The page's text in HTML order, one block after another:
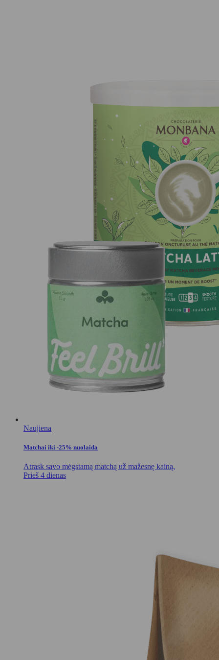
Naujiena
Matchai iki -25% nuolaida
Atrask savo mėgstamą matchą už mažesnę kainą.
Prieš 4 dienas